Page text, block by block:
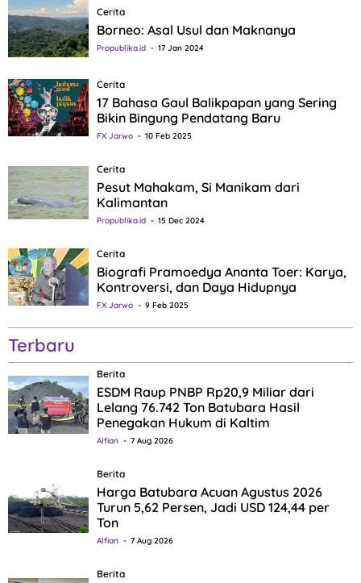
Cerita
Borneo: Asal Usul dan Maknanya
Propublika.id 17 Jan 2024
Cerita
17 Bahasa Gaul Balikpapan yang Sering
Bikin Bingung Pendatang Baru
FX Jarwo 10 Feb 2025
Cerita
Pesut Mahakam, Si Manikam dari
Kalimantan
Propublika.id 15 Dec 2024
Cerita
Biografi Pramoedya Ananta Toer: Karya,
Kontroversi, dan Daya Hidupnya
FX Jarwo 9 Feb 2025
Terbaru
Berita
ESDM Raup PNBP Rp20,9 Miliar dari
Lelang 76.742 Ton Batubara Hasil
Penegakan Hukum di Kaltim
Alfian 7 Aug 2026
Berita
Harga Batubara Acuan Agustus 2026
Turun 5,62 Persen, Jadi USD 124,44 per
Ton
Alfian 7 Aug 2026
Berita